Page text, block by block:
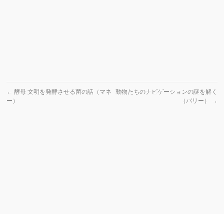
← 酵母 文明を発酵させる菌の話（マネ
ー）
動物たちのナビゲーションの謎を解く
（バリー）
→